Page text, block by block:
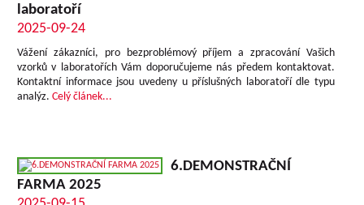
laboratoří
2025-09-24
Vážení zákazníci, pro bezproblémový příjem a zpracování Vašich
vzorků v laboratořích Vám doporučujeme nás předem kontaktovat.
Kontaktní informace jsou uvedeny u příslušných laboratoří dle typu
analýz.Celý článek...
6.DEMONSTRAČNÍ
FARMA 2025